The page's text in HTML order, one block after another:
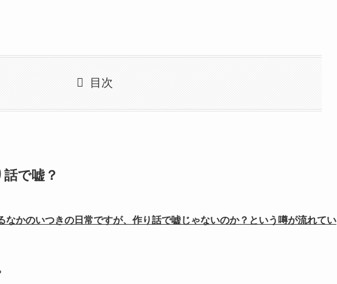
目次
で嘘？
かのいつきの日常ですが、作り話で嘘じゃないのか？という噂が流れてい